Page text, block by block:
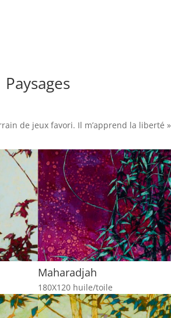
Paysages
de jeux favori. Il m’apprend la liberté »
Maharadjah
180X120 huile/toile